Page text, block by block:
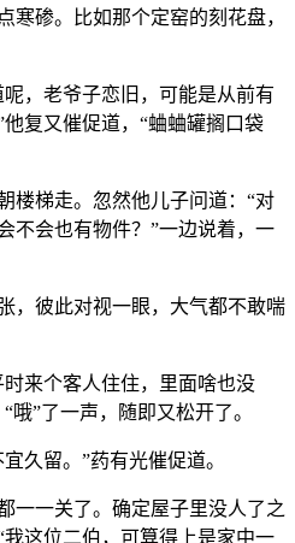
寒碜。比如那个定窑的刻花盘，
，老爷子恋旧，可能是从前有
复又催促道，“蛐蛐罐搁口袋
楼梯走。忽然他儿子问道：“对
不会也有物件？”一边说着，一
，彼此对视一眼，大气都不敢喘
来个客人住住，里面啥也没
哦”了一声，随即又松开了。
久留。”药有光催促道。
一一关了。确定屋子里没人了之
这位二伯，可算得上是家中一